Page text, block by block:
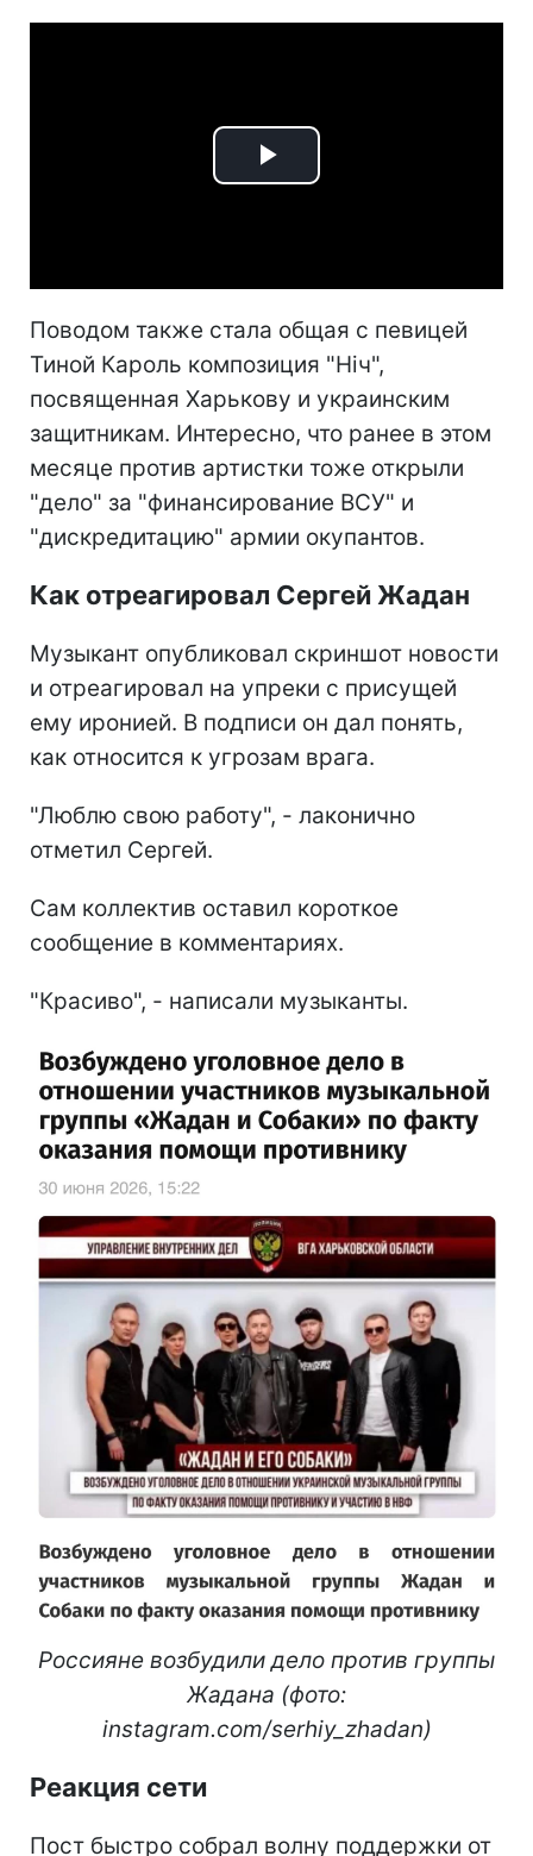
Play
Поводом также стала общая с певицей
Тиной Кароль композиция "Ніч",
посвященная Харькову и украинским
защитникам. Интересно, что ранее в этом
месяце против артистки тоже открыли
"дело" за "финансирование ВСУ" и
"дискредитацию" армии окупантов.
Как отреагировал Сергей Жадан
Музыкант опубликовал скриншот новости
и отреагировал на упреки с присущей
ему иронией. В подписи он дал понять,
как относится к угрозам врага.
"Люблю свою работу", - лаконично
отметил Сергей.
Сам коллектив оставил короткое
сообщение в комментариях.
"Красиво", - написали музыканты.
Россияне возбудили дело против группы
Жадана (фото:
instagram.com/serhiy_zhadan)
Реакция сети
Пост быстро собрал волну поддержки от